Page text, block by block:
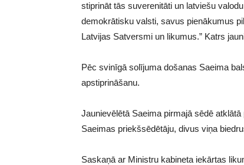
stiprināt tās suverenitāti un latviešu
demokrātisku valsti, savus pienākumus
Latvijas Satversmi un likumus.” Katrs
Pēc svinīgā solījuma došanas Saeima
apstiprināšanu.
Jaunievēlētā Saeima pirmajā sēdē
Saeimas priekšsēdētāju, divus viņa
Saskaņā ar Ministru kabineta iekārtas